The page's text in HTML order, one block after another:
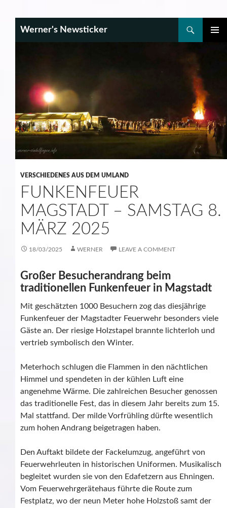
Werner's Newsticker
VERSCHIEDENES AUS DEM UMLAND
FUNKENFEUER
MAGSTADT – SAMSTAG 8.
MÄRZ 2025
18/03/2025 WERNER LEAVE A COMMENT
Großer Besucherandrang beim
traditionellen Funkenfeuer in Magstadt
Mit geschätzten 1000 Besuchern zog das diesjährige
Funkenfeuer der Magstadter Feuerwehr besonders viele
Gäste an. Der riesige Holzstapel brannte lichterloh und
vertrieb symbolisch den Winter.
Meterhoch schlugen die Flammen in den nächtlichen
Himmel und spendeten in der kühlen Luft eine
angenehme Wärme. Die zahlreichen Besucher genossen
das traditionelle Fest, das in diesem Jahr bereits zum 15.
Mal stattfand. Der milde Vorfrühling dürfte wesentlich
zum hohen Andrang beigetragen haben.
Den Auftakt bildete der Fackelumzug, angeführt von
Feuerwehrleuten in historischen Uniformen. Musikalisch
begleitet wurden sie von den Edafetzern aus Ehningen.
Vom Feuerwehrgerätehaus führte die Route zum
Festplatz, wo der neun Meter hohe Holzstoß samt der